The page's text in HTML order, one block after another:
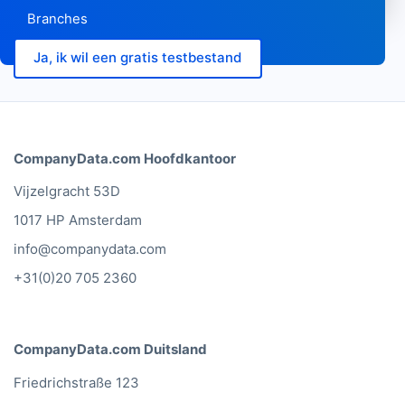
Branches
Ja, ik wil een gratis testbestand
CompanyData.com Hoofdkantoor
Vijzelgracht 53D
1017 HP Amsterdam
info@companydata.com
+31(0)20 705 2360
CompanyData.com Duitsland
Friedrichstraße 123